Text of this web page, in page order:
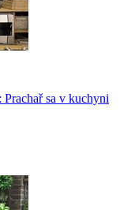
sa v kuchyni